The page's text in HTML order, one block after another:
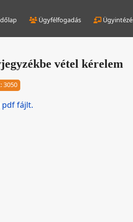
Ügyfélfogadás
vétel kérelem
3050
pdf fájlt.